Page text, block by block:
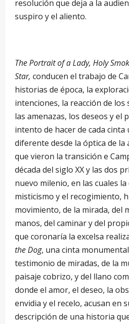
resolución que deja a la
suspiro y el aliento.
The Portrait of a Lady, Holy
Star, conducen el trabajo de
historias de época, la
intenciones, la reacción de
las amenazas, los deseos y el
intento de hacer de cada cinta
diferente desde la óptica de la
que vieron la transición e
década del siglo XX y las dos
nuevo milenio, en las cuales
misticismo y el recogimiento,
movimiento, de la mirada, del
manos, del caminar y del
que coronaría la excelsa
the Dog, una cinta
testimonio de miradas, de la
paisaje cobrizo, y del llano
donde el amor, el deseo, la
envidia y el recelo, acusan en
descripción de una historia